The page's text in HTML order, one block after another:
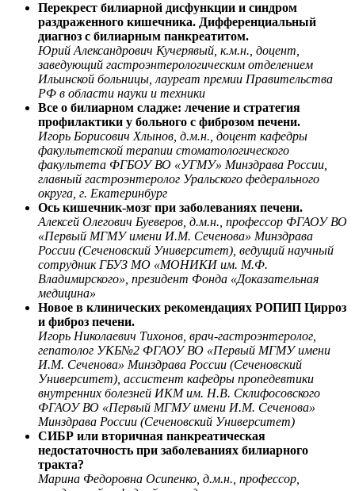
Перекрест билиарной дисфункции и синдром
раздраженного кишечника. Дифференциальный
диагноз с билиарным панкреатитом.
Юрий Александрович Кучерявый, к.м.н., доцент,
заведующий гастроэнтерологическим отделением
Ильинской больницы, лауреат премии Правительства
РФ в области науки и техники
Все о билиарном сладже: лечение и стратегия
профилактики у больного с фиброзом печени.
Игорь Борисович Хлынов, д.м.н., доцент кафедры
факультетской терапии стоматологического
факультета ФГБОУ ВО «УГМУ» Минздрава России,
главный гастроэнтеролог Уральского федерального
округа, г. Екатеринбург
Ось кишечник-мозг при заболеваниях печени.
Алексей Олегович Буеверов, д.м.н., профессор ФГАОУ ВО
«Первый МГМУ имени И.М. Сеченова» Минздрава
России (Сеченовский Университет), ведущий научный
сотрудник ГБУЗ МО «МОНИКИ им. М.Ф.
Владимирского», президент Фонда «Доказательная
медицина»
Новое в клинических рекомендациях РОПИП Цирроз
и фиброз печени.
Игорь Николаевич Тихонов, врач-гастроэнтеролог,
гепатолог УКБ№2 ФГАОУ ВО «Первый МГМУ имени
И.М. Сеченова» Минздрава России (Сеченовский
Университет), ассистент кафедры пропедевтики
внутренних болезней ИКМ им. Н.В. Склифосовского
ФГАОУ ВО «Первый МГМУ имени И.М. Сеченова»
Минздрава России (Сеченовский Университет)
СИБР или вторичная панкреатическая
недостаточность при заболеваниях билиарного
тракта?
Марина Федоровна Осипенко, д.м.н., профессор,